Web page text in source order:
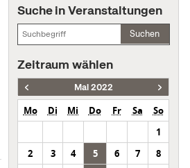
Suche in Veranstaltungen
Suchen
Zeitraum wählen
Mai 2022
Mo Di Mi Do Fr Sa
So
1
2
3 4 5 6 7
8